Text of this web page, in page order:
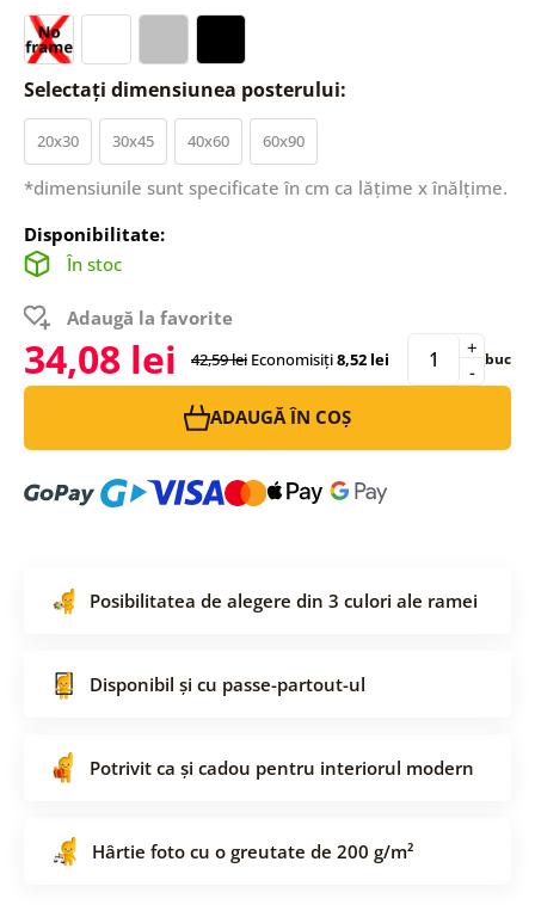
Selectați dimensiunea posterului:
20x30 30x45 40x60 60x90
*dimensiunile sunt specificate în cm ca lățime x înălțime.
Disponibilitate:
În stoc
Adaugă la favorite
34,08 lei 42,59 lei Economisiți8,52 lei -
+ buc
ADAUGĂ ÎN COȘ
Posibilitatea de alegere din 3 culori ale ramei
Disponibil și cu passe-partout-ul
Potrivit ca și cadou pentru interiorul modern
Hârtie foto cu o greutate de 200 g/m²